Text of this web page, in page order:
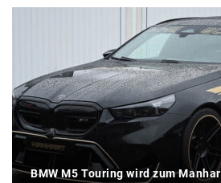
BMW M5 Touring wird zum